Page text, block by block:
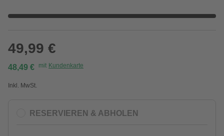
49,99 €
48,49 € mit Kundenkarte
Inkl. MwSt.
RESERVIEREN & ABHOLEN